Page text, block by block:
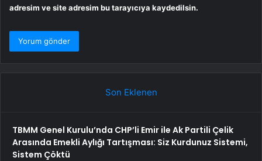
adresim ve site adresim bu tarayıcıya kaydedilsin.
Son Eklenen
TBMM Genel Kurulu’nda CHP’li Emir ile Ak Partili Çelik
Arasında Emekli Aylığı Tartışması: Siz Kurdunuz Sistemi,
Sistem Çöktü